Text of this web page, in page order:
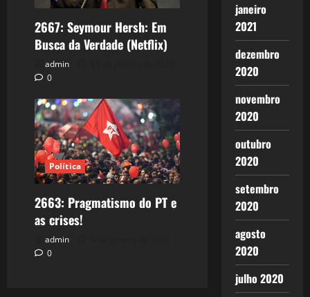
2667: Seymour Hersh: Em
Busca da Verdade (Netflix)
admin
0
Política
2663: Pragmatismo do PT e
as crises!
admin
0
janeiro
2021
dezembro
2020
novembro
2020
outubro
2020
setembro
2020
agosto
2020
julho 2020